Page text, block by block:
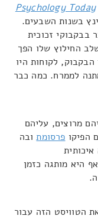
Psychology Today
בשנות השבעים.
בבקבוקי זכוכית
החילוץ שלו הפך
לקוחות היו
לממרח. כמה כבר
מרוצים, עליהם
הפיקו פרסומתובה
היא מותגה כזמן
הטוויסט הזה עבור